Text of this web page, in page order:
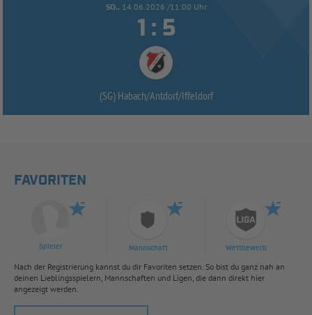
SO.. 14.06.2026 /11:00 Uhr
 : 
(SG) Habach/Antdorf/Iffeldorf
FAVORITEN
Spieler Mannschaft Wettbewerb
Nach der Registrierung kannst du dir Favoriten setzen. So bist du ganz nah an
deinen Lieblingsspielern, Mannschaften und Ligen, die dann direkt hier
angezeigt werden.